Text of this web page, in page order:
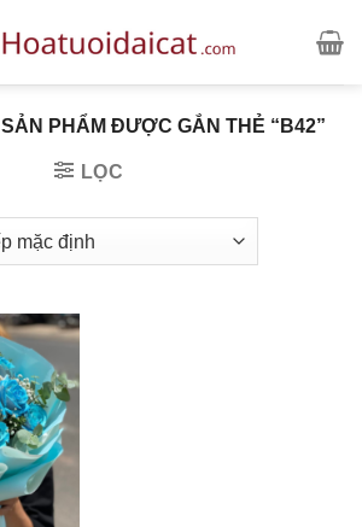
SẢN PHẨM ĐƯỢC GẮN THẺ “B42”
LỌC